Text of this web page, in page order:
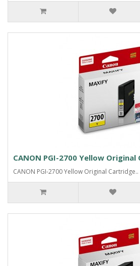
CANON PGI-2700 Yellow
CANON PGI-2700 Yellow Original Cartridge..